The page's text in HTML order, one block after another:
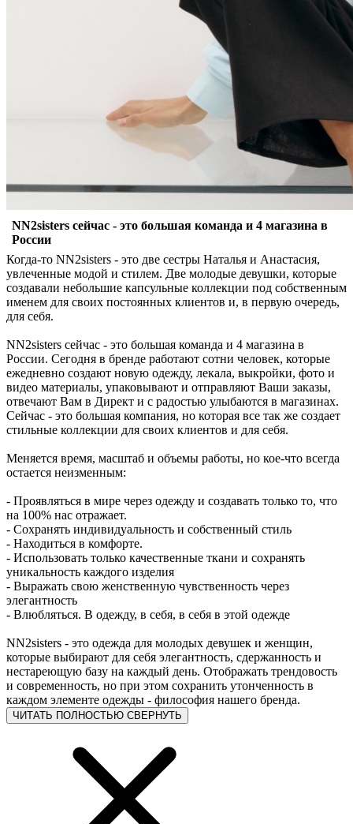
NN2sisters сейчас - это большая команда и 4 магазина в
России
Когда-то NN2sisters - это две сестры Наталья и Анастасия,
увлеченные модой и стилем. Две молодые девушки, которые
создавали небольшие капсульные коллекции под собственным
именем для своих постоянных клиентов и, в первую очередь,
для себя.
NN2sisters сейчас - это большая команда и 4 магазина в
России. Сегодня в бренде работают сотни человек, которые
ежедневно создают новую одежду, лекала, выкройки, фото и
видео материалы, упаковывают и отправляют Ваши заказы,
отвечают Вам в Директ и с радостью улыбаются в магазинах.
Сейчас - это большая компания, но которая все так же создает
стильные коллекции для своих клиентов и для себя.
Меняется время, масштаб и объемы работы, но кое-что всегда
остается неизменным:
- Проявляться в мире через одежду и создавать только то, что
на 100% нас отражает.
- Сохранять индивидуальность и собственный стиль
- Находиться в комфорте.
- Использовать только качественные ткани и сохранять
уникальность каждого изделия
- Выражать свою женственную чувственность через
элегантность
- Влюбляться. В одежду, в себя, в себя в этой одежде
NN2sisters - это одежда для молодых девушек и женщин,
которые выбирают для себя элегантность, сдержанность и
нестареющую базу на каждый день. Отображать трендовость
и современность, но при этом сохранить утонченность в
каждом элементе одежды - философия нашего бренда.
ЧИТАТЬ ПОЛНОСТЬЮ СВЕРНУТЬ